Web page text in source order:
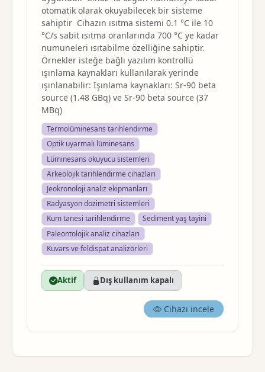
otomatik olarak okuyabilecek bir sisteme
sahiptir Cihazın ısıtma sistemi 0.1 °C ile 10
°C/s sabit ısıtma oranlarında 700 °C ye kadar
numuneleri ısıtabilme özelliğine sahiptir.
Örnekler isteğe bağlı yazılım kontrollü
ışınlama kaynakları kullanılarak yerinde
ışınlanabilir: Işınlama kaynakları: Sr-90 beta
source (1.48 GBq) ve Sr-90 beta source (37
MBq)
Termolüminesans tarihlendirme
Optik uyarmalı lüminesans
Lüminesans okuyucu sistemleri
Arkeolojik tarihlendirme cihazları
Jeokronoloji analiz ekipmanları
Radyasyon dozimetri sistemleri
Kum tanesi tarihlendirme
Sediment yaş tayini
Paleontolojik analiz cihazları
Kuvars ve feldispat analizörleri
Aktif Dış kullanım kapalı
Cihazı incele